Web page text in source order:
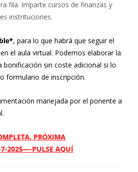
fila. Imparte cursos de finanzas y
instrituciones.
, para lo que habrá que seguir el
el aula virtual. Podemos elaborar la
bonificación sin coste adicional si lo
formulario de inscripción.
manejada por el ponente a
PRÓXIMA
7-2025—-PULSE AQUÍ